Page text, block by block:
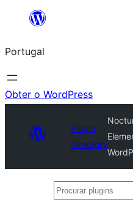
Saltar
o
conteúdo
Portugal
Obter o WordPress
Plugin
Directory
Procurar